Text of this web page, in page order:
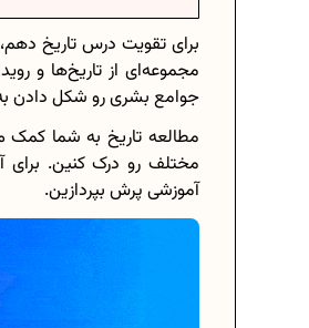
برای تقویت درس تاریخ
مجموعه‌ای از تاریخ‌ها و
جوامع بشری رو شکل دادن
مطالعه تاریخ به شما کمک
مختلف رو درک کنین. برای
آموزشی پرش بپردازین.